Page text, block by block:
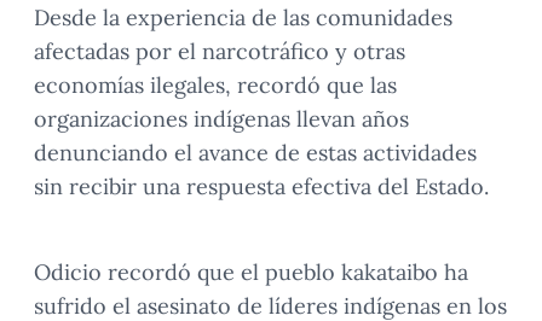
Desde la experiencia de las comunidades
afectadas por el narcotráfico y otras
economías ilegales, recordó que las
organizaciones indígenas llevan años
denunciando el avance de estas actividades
sin recibir una respuesta efectiva del Estado.
Odicio recordó que el pueblo kakataibo ha
sufrido el asesinato de líderes indígenas en los